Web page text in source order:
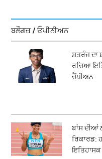
ਬਲੌਗਜ਼ / ਓਪੀਨੀਅਨ
ਸ਼ਤਰੰਜ ਦਾ
ਰਚਿਆ
ਚੈਂਪੀਅਨ
ਬਾਂਸ ਦੀਆਂ
ਰਿਕਾਰਡ: